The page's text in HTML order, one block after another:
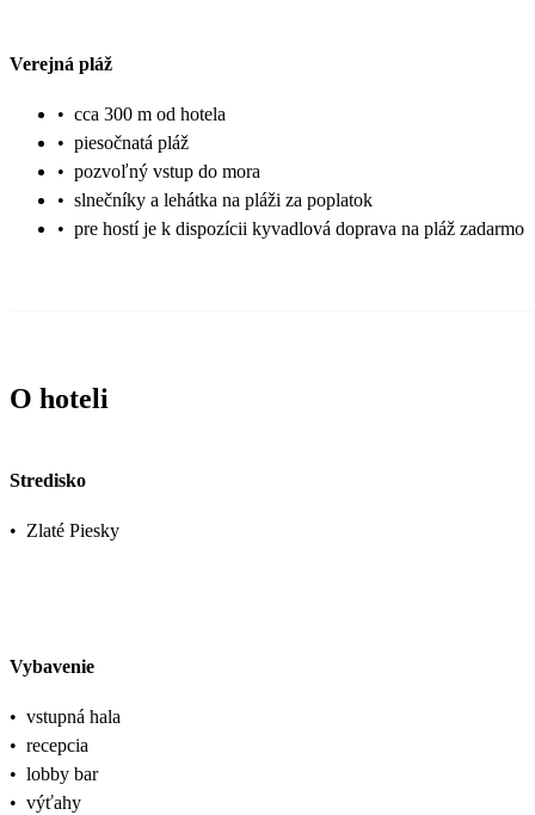
Verejná pláž
• cca 300 m od hotela
• piesočnatá pláž
• pozvoľný vstup do mora
• slnečníky a lehátka na pláži za poplatok
• pre hostí je k dispozícii kyvadlová doprava na pláž zadarmo
O hoteli
Stredisko
• Zlaté Piesky
Vybavenie
• vstupná hala
• recepcia
• lobby bar
• výťahy